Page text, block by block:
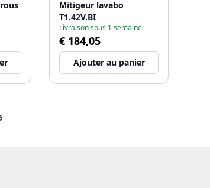
Mitigeur lavabo
T1.42V.BI
Livraison sous 1 semaine
€ 184,05
Ajouter au panier